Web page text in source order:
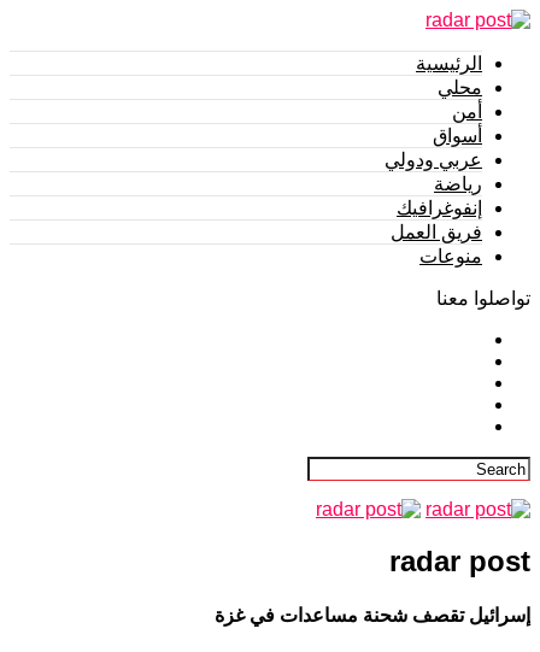
الرئيسية
محلي
أمن
أسواق
عربي ودولي
رياضة
إنفوغرافيك
فريق العمل
منوعات
تواصلوا معنا
radar post
إسرائيل تقصف شحنة مساعدات في غزة